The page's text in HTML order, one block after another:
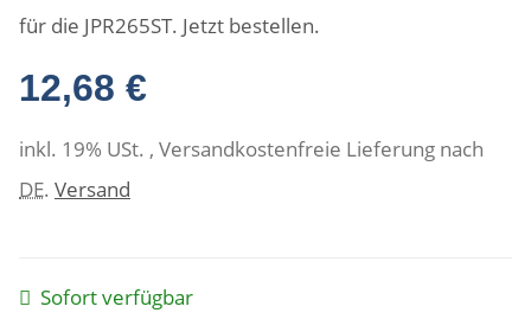
für die JPR265ST. Jetzt bestellen.
12,68 €
inkl. 19% USt. , Versandkostenfreie Lieferung nach
DE. Versand
Sofort verfügbar